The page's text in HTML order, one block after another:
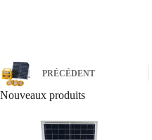
PRÉCÉDENT
Nouveaux produits